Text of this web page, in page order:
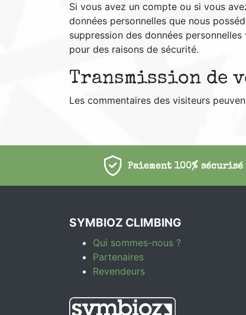
Si vous avez un compte ou si vous
données personnelles que nous
suppression des données
pour des raisons de sécurité.
Transmission de
Les commentaires des visiteurs
Paiement 100% sécurisé
SYMBIOZ CLIMBING
Qui sommes-nous ?
Partenaires
Revendeurs